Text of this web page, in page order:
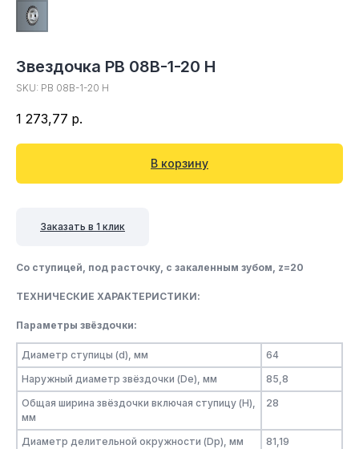
Звездочка PB 08B-1-20 H
SKU: PB 08B-1-20 H
1 273,77 р.
В корзину
Заказать в 1 клик
Со ступицей, под расточку, c закаленным зубом, z=20
ТЕХНИЧЕСКИЕ ХАРАКТЕРИСТИКИ:
Параметры звёздочки:
Диаметр ступицы (d), мм
64
Наружный диаметр звёздочки (De), мм
85,8
Общая ширина звёздочки включая ступицу (H),
мм
28
Диаметр делительной окружности (Dp), мм
81,19